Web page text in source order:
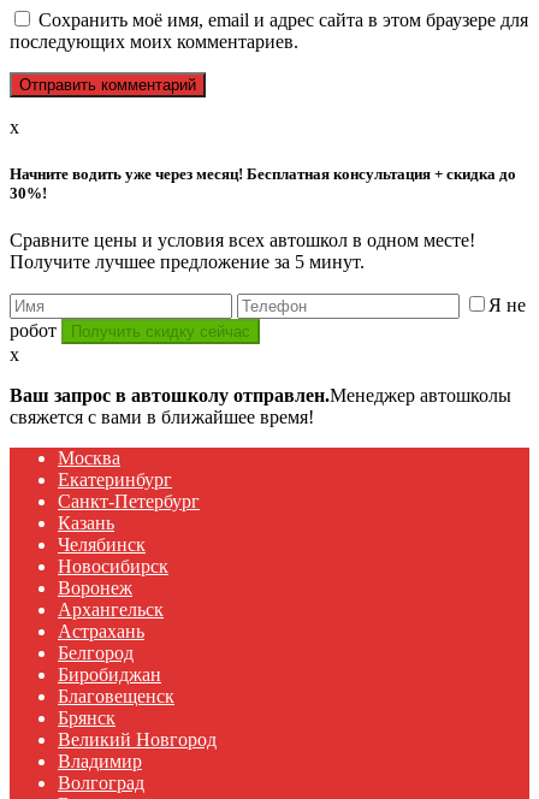
Сохранить моё имя, email и адрес сайта в этом браузере для
последующих моих комментариев.
x
Начните водить уже через месяц! Бесплатная консультация + скидка до
30%!
Сравните цены и условия всех автошкол в одном месте!
Получите лучшее предложение за 5 минут.
Я не
робот
x
Ваш запрос в автошколу отправлен.Менеджер автошколы
свяжется с вами в ближайшее время!
Москва
Екатеринбург
Санкт-Петербург
Казань
Челябинск
Новосибирск
Воронеж
Архангельск
Астрахань
Белгород
Биробиджан
Благовещенск
Брянск
Великий Новгород
Владимир
Волгоград